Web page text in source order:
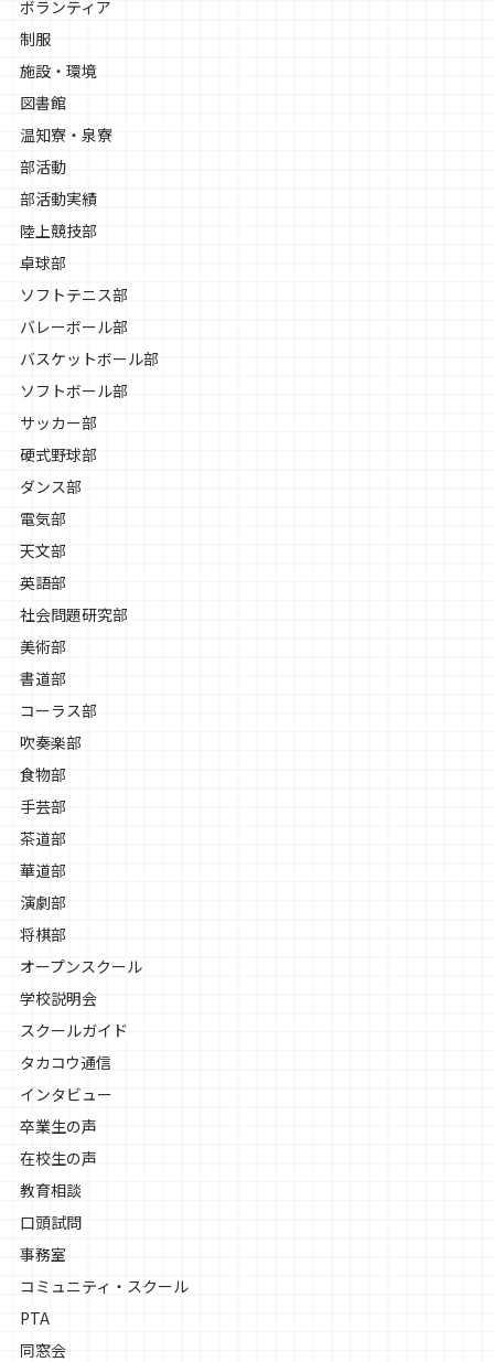
ボランティア
制服
施設・環境
図書館
温知寮・泉寮
部活動
部活動実績
陸上競技部
卓球部
ソフトテニス部
バレーボール部
バスケットボール部
ソフトボール部
サッカー部
硬式野球部
ダンス部
電気部
天文部
英語部
社会問題研究部
美術部
書道部
コーラス部
吹奏楽部
食物部
手芸部
茶道部
華道部
演劇部
将棋部
オープンスクール
学校説明会
スクールガイド
タカコウ通信
インタビュー
卒業生の声
在校生の声
教育相談
口頭試問
事務室
コミュニティ・スクール
PTA
同窓会